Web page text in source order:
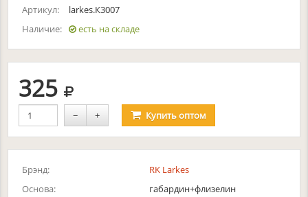
Артикул:
larkes.К3007
Наличие:
есть на складе
325 руб.
− + Купитьоптом
Брэнд:
RK Larkes
Основа:
габардин+флизелин